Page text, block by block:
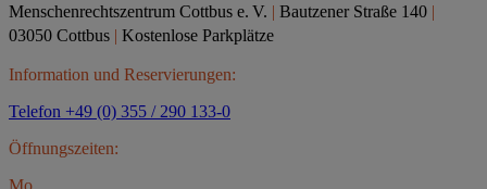
Menschenrechtszentrum Cottbus e. V. | Bautzener Straße 140 |
03050 Cottbus | Kostenlose Parkplätze
Information und Reservierungen:
Telefon +49 (0) 355 / 290 133-0
Öffnungszeiten:
Mo